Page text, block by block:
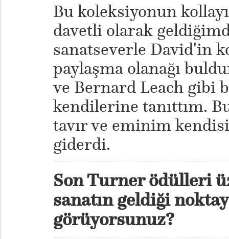
Bu koleksiyonun
davetli olarak
sanatseverle David'in
paylaşma olanağı
ve Bernard Leach gibi
kendilerine tanıttım.
tavır ve eminim
giderdi.
Son Turner ödülleri
sanatın geldiği
görüyorsunuz?